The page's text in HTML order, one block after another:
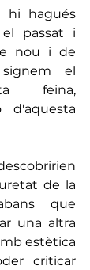
hi hagués
passat i
nou i de
el
feina,
d'aquesta
de la
que
una altra
estètica
criticar